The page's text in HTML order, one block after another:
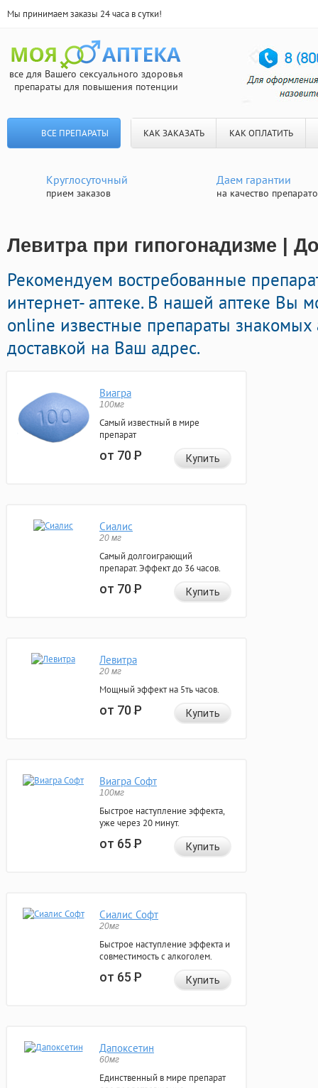
Мы принимаем заказы 24 часа в сутки!
все для Вашего сексуального здоровья
препараты для повышения потенции
ВСЕ ПРЕПАРАТЫ КАК ЗАКАЗАТЬ КАК ОПЛАТИТЬ
Круглосуточный
прием заказов
Даем гарантии
на качество
Левитра при гипогонадизме |
Рекомендуем востребованные
интернет- аптеке. В нашей аптеке Вы
online известные препараты знакомых
доставкой на Ваш адрес.
Виагра
100мг
Самый известный в мире
препарат
от 70Р Купить
Сиалис
20 мг
Самый долгоиграющий
препарат. Эффект до 36 часов.
от 70Р Купить
Левитра
20 мг
Мощный эффект на 5ть часов.
от 70Р Купить
Виагра Софт
100мг
Быстрое наступление эффекта,
уже через 20 минут.
от 65Р Купить
Сиалис Софт
20мг
Быстрое наступление эффекта и
совместимость с алкоголем.
от 65Р Купить
Дапоксетин
60мг
Единственный в мире препарат